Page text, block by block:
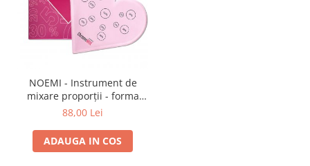
NOEMI - Instrument de
mixare proporții - forma
INIMA
88,00 Lei
ADAUGA IN COS